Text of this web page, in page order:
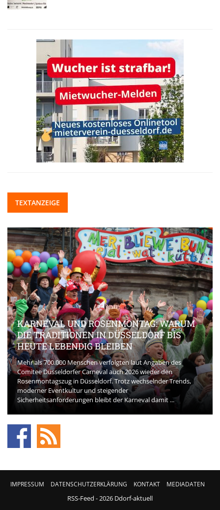
TEXTANZEIGE
KARNEVAL UND ROSENMONTAG: WARUM
DIE TRADITIONEN IN DÜSSELDORF BIS
HEUTE LEBENDIG BLEIBEN
Mehr als 700.000 Menschen verfolgten laut Angaben des
Comitee Düsseldorfer Carneval auch 2026 wieder den
Rosenmontagszug in Düsseldorf. Trotz wechselnder Trends,
moderner Eventkultur und steigender
Sicherheitsanforderungen bleibt der Karneval damit ...
IMPRESSUM DATENSCHUTZERKLÄRUNG KONTAKT MEDIADATEN
RSS-Feed - 2026 Ddorf-aktuell